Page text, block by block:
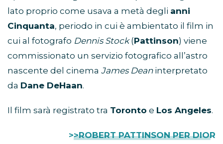
lato proprio come usava a metà degli anni
Cinquanta, periodo in cui è ambientato il film in
cui al fotografo Dennis Stock(Pattinson) viene
commissionato un servizio fotografico all’astro
nascente del cinema James Dean interpretato
da Dane DeHaan.
Il film sarà registrato tra Toronto e Los Angeles.
>>ROBERT PATTINSON PER DIOR